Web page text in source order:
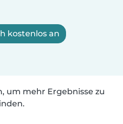
kostenlos an
um mehr Ergebnisse zu